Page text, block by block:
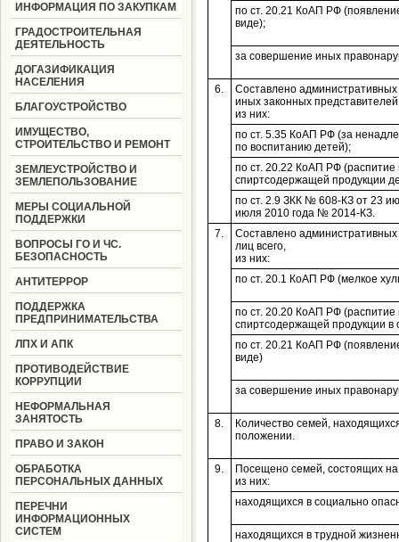
ИНФОРМАЦИЯ ПО ЗАКУПКАМ
ГРАДОСТРОИТЕЛЬНАЯ
ДЕЯТЕЛЬНОСТЬ
ДОГАЗИФИКАЦИЯ
НАСЕЛЕНИЯ
БЛАГОУСТРОЙСТВО
ИМУЩЕСТВО,
СТРОИТЕЛЬСТВО И РЕМОНТ
ЗЕМЛЕУСТРОЙСТВО И
ЗЕМЛЕПОЛЬЗОВАНИЕ
МЕРЫ СОЦИАЛЬНОЙ
ПОДДЕРЖКИ
ВОПРОСЫ ГО И ЧС.
БЕЗОПАСНОСТЬ
АНТИТЕРРОР
ПОДДЕРЖКА
ПРЕДПРИНИМАТЕЛЬСТВА
ЛПХ И АПК
ПРОТИВОДЕЙСТВИЕ
КОРРУПЦИИ
НЕФОРМАЛЬНАЯ
ЗАНЯТОСТЬ
ПРАВО И ЗАКОН
ОБРАБОТКА
ПЕРСОНАЛЬНЫХ ДАННЫХ
ПЕРЕЧНИ
ИНФОРМАЦИОННЫХ
СИСТЕМ
по ст. 20.21 КоАП РФ
виде);
за совершение иных
6.
Составлено
иных законных
из них:
по ст. 5.35 КоАП РФ (за
по воспитанию детей);
по ст. 20.22 КоАП РФ (распитие
спиртсодержащей продукции
по ст. 2.9 ЗКК № 608-КЗ от 23
июля 2010 года № 2014-КЗ.
7.
Составлено
лиц всего,
из них:
по ст. 20.1 КоАП РФ (мелкое
по ст. 20.20 КоАП РФ (распитие
спиртсодержащей продукции в
по ст. 20.21 КоАП РФ
виде)
за совершение иных
8.
Количество семей,
положении.
9.
Посещено семей, состоящих на
из них:
находящихся в социально
находящихся в трудной